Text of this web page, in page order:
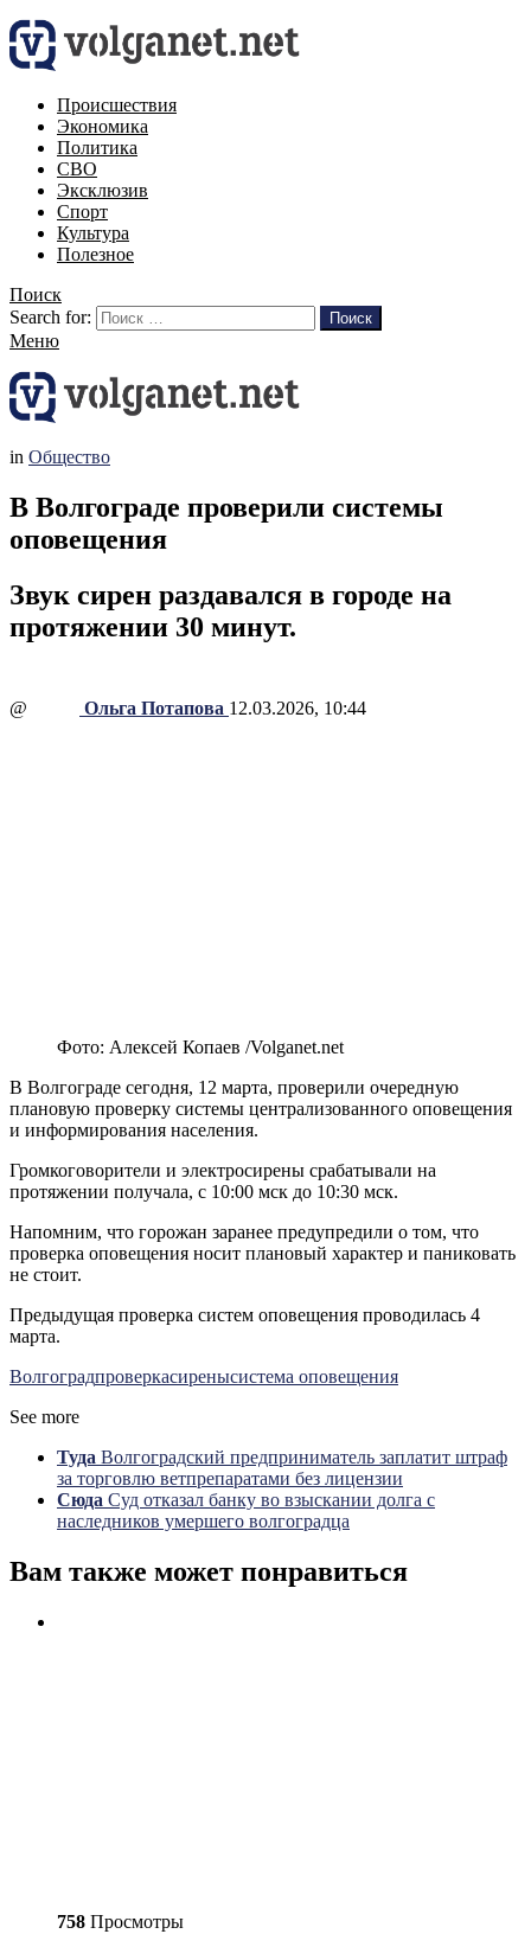
Происшествия
Экономика
Политика
СВО
Эксклюзив
Спорт
Культура
Полезное
Поиск
Search for:
Поиск
Меню
in Общество
В Волгограде проверили системы
оповещения
Звук сирен раздавался в городе на
протяжении 30 минут.
@ Ольга Потапова 12.03.2026, 10:44
Фото: Алексей Копаев /Volganet.net
В Волгограде сегодня, 12 марта, проверили очередную
плановую проверку системы централизованного оповещения
и информирования населения.
Громкоговорители и электросирены срабатывали на
протяжении получала, с 10:00 мск до 10:30 мск.
Напомним, что горожан заранее предупредили о том, что
проверка оповещения носит плановый характер и паниковать
не стоит.
Предыдущая проверка систем оповещения проводилась 4
марта.
Волгоградпроверкасиренысистема оповещения
See more
Туда Волгоградский предприниматель заплатит штраф
за торговлю ветпрепаратами без лицензии
Сюда Суд отказал банку во взыскании долга с
наследников умершего волгоградца
Вам также может понравиться
758 Просмотры